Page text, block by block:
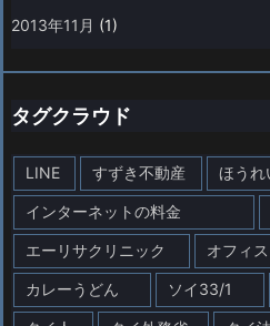
2013年11月 (1)
タグクラウド
LINE すずき不動産 ほうれ
インターネットの料金
エーリサクリニック オフィス
カレーうどん ソイ33/1